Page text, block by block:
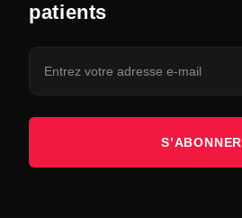
patients
S’ABONNER